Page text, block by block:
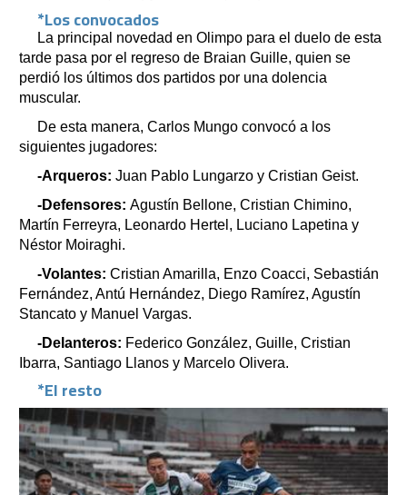
*Los convocados
La principal novedad en Olimpo para el duelo de esta
tarde pasa por el regreso de Braian Guille, quien se
perdió los últimos dos partidos por una dolencia
muscular.
De esta manera, Carlos Mungo convocó a los
siguientes jugadores:
-Arqueros: Juan Pablo Lungarzo y Cristian Geist.
-Defensores: Agustín Bellone, Cristian Chimino,
Martín Ferreyra, Leonardo Hertel, Luciano Lapetina y
Néstor Moiraghi.
-Volantes: Cristian Amarilla, Enzo Coacci, Sebastián
Fernández, Antú Hernández, Diego Ramírez, Agustín
Stancato y Manuel Vargas.
-Delanteros: Federico González, Guille, Cristian
Ibarra, Santiago Llanos y Marcelo Olivera.
*El resto